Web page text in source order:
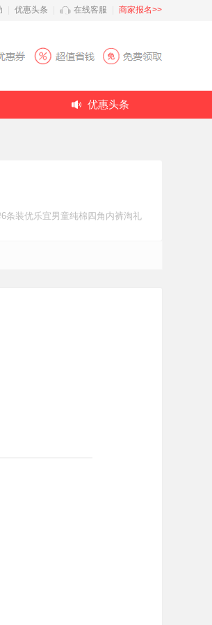
优惠头条 在线客服 商家报名>>
优惠头条
条装优乐宜男童纯棉四角内裤淘礼